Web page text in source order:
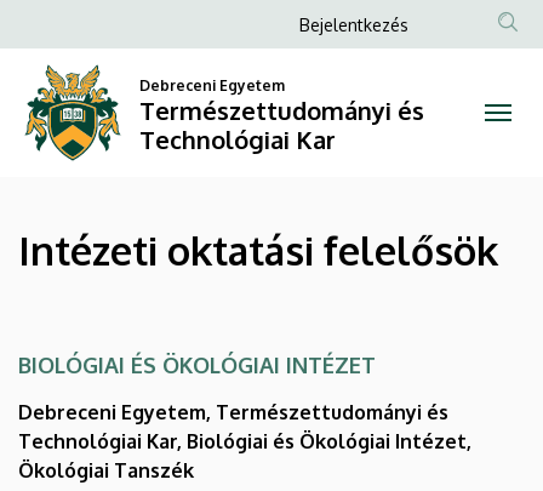
oktatási
felelősök
Természettudományi
és
Kar
a
tartalomra
Anonim
fiók
menüje
Bejelentkezés
Debreceni Egyetem
Természettudományi és
Technológiai Kar
Intézeti oktatási felelősök
BIOLÓGIAI ÉS ÖKOLÓGIAI INTÉZET
Debreceni Egyetem, Természettudományi és
Technológiai Kar, Biológiai és Ökológiai Intézet,
Ökológiai Tanszék